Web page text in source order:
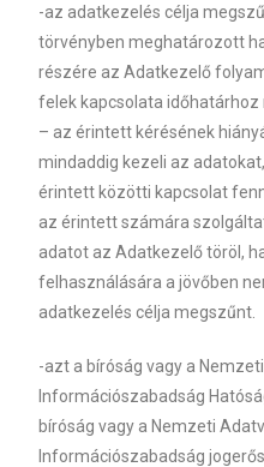
-az adatkezelés célja
törvényben meghatározott
részére az Adatkezelő
felek kapcsolata
– az érintett kérésének
mindaddig kezeli az
érintett közötti kapcsolat
az érintett számára
adatot az Adatkezelő töröl,
felhasználására a jövőben
adatkezelés célja megszűnt.
-azt a bíróság vagy a
Információszabadság
bíróság vagy a Nemzeti
Információszabadság